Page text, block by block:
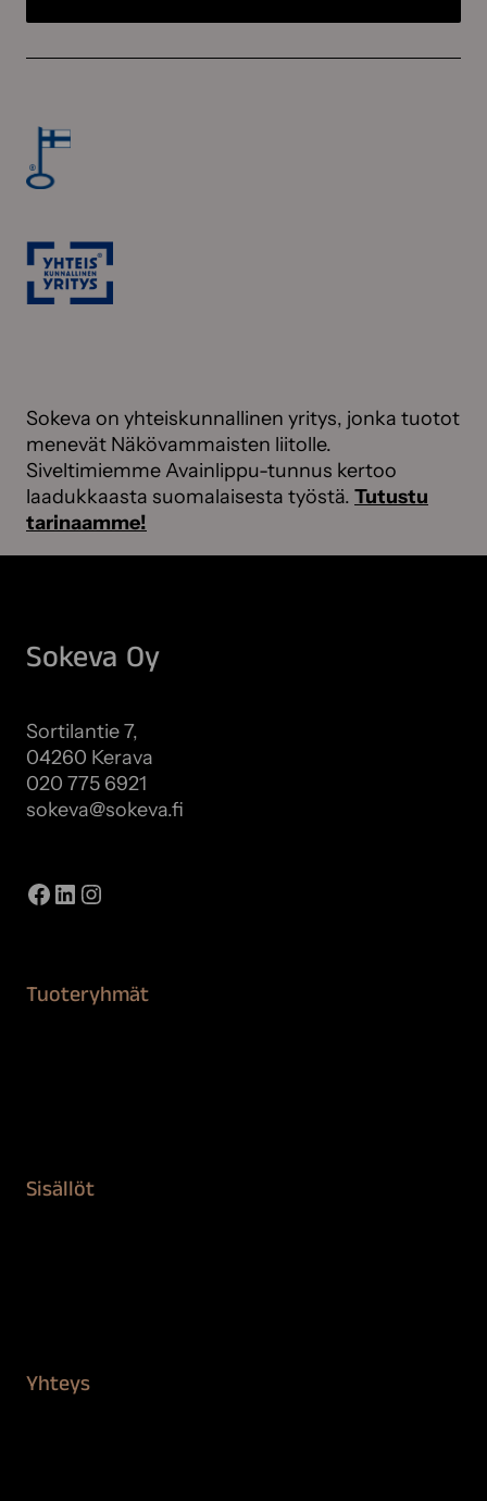
Sokeva on yhteiskunnallinen yritys, jonka tuotot
menevät Näkövammaisten liitolle.
Siveltimiemme Avainlippu-tunnus kertoo
laadukkaasta suomalaisesta työstä. Tutustu
tarinaamme!
Sokeva Oy
Sortilantie 7,
04260 Kerava
020 775 6921
sokeva@sokeva.fi
Facebook
LinkedIn
Instagram
Tuoteryhmät
Sisällöt
Yhteys